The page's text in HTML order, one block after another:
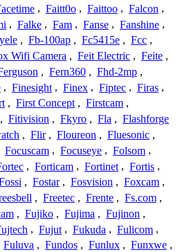
, Faitt0o , Faittoo , Falcon ,
, Falke , Fam , Fanse , Fanshine ,
, Fb-100ap , Fc5415e , Fcc ,
Wifi Camera , Feit Electric , Feite ,
, Fern360 , Fhd-2mp ,
, Finesight , Finex , Fiptec , Firas ,
, First Concept , Firstcam ,
, Fitivision , Fkyro , Fla , Flashforge
, Flir , Floureon , Fluesonic ,
Focuscam , Focuseye , Folsom ,
, Forticam , Fortinet , Fortis ,
, Fostar , Fosvision , Foxcam ,
, Freetec , Frente , Fs.com ,
, Fujiko , Fujima , Fujinon ,
, Fujut , Fukuda , Fulicom ,
Fuluva , Fundos , Funlux , Funxwe ,